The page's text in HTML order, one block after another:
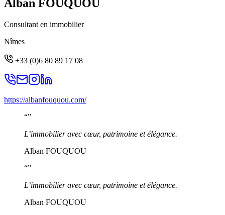
Alban FOUQUOU
Consultant en immobilier
Nîmes
+33 (0)6 80 89 17 08
https://albanfouquou.com/
“”
L’immobilier avec cœur, patrimoine et élégance.
Alban FOUQUOU
“”
L’immobilier avec cœur, patrimoine et élégance.
Alban FOUQUOU